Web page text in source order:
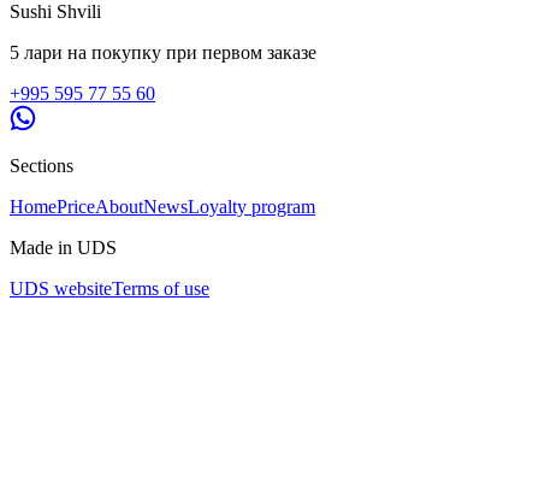
Sushi Shvili
5 лари на покупку при первом заказе
+995 595 77 55 60
Sections
HomePriceAboutNewsLoyalty program
Made in UDS
UDS websiteTerms of use